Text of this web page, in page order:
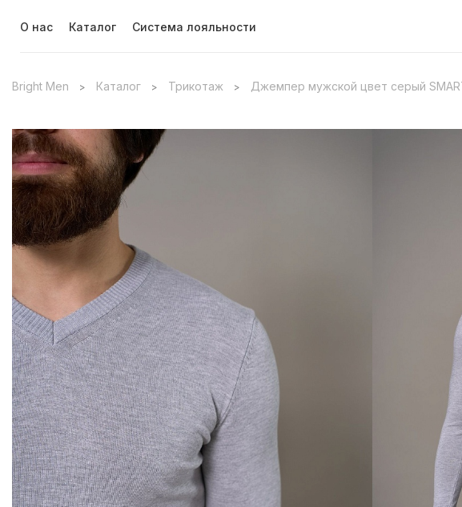
О нас Каталог Система лояльности
Bright Men > Каталог > Трикотаж > Джемпер мужской цвет серый